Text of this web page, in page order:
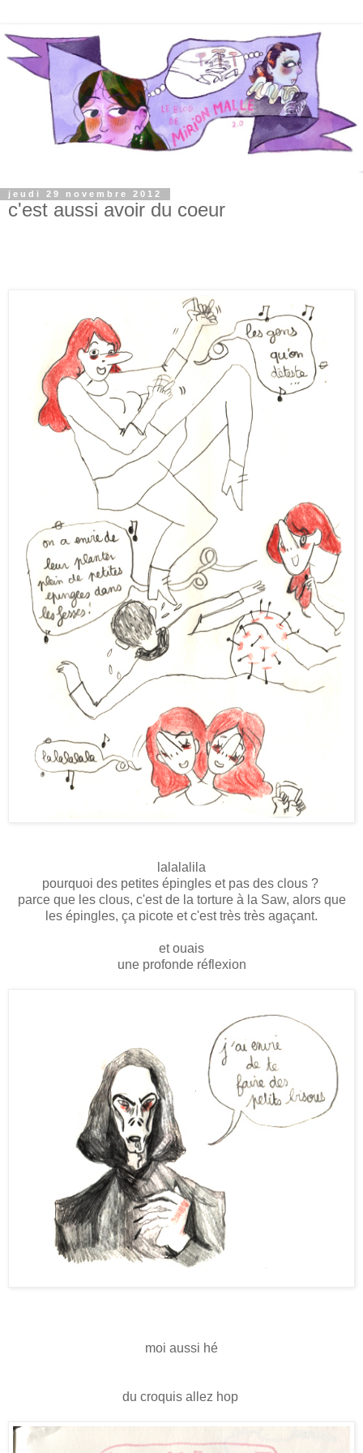
jeudi 29 novembre 2012
c'est aussi avoir du coeur
lalalalila
pourquoi des petites épingles et pas des clous ?
parce que les clous, c'est de la torture à la Saw, alors que
les épingles, ça picote et c'est très très agaçant.
et ouais
une profonde réflexion
moi aussi hé
du croquis allez hop